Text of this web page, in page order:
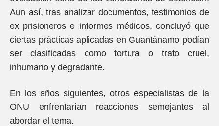
Aun así, tras analizar documentos, testimonios de
ex prisioneros e informes médicos, concluyó que
ciertas prácticas aplicadas en Guantánamo podían
ser clasificadas como tortura o trato cruel,
inhumano y degradante.
En los años siguientes, otros especialistas de la
ONU enfrentarían reacciones semejantes al
abordar el tema.